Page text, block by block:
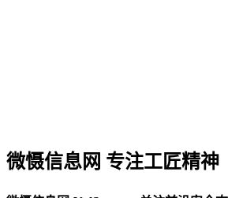
微慑信息网 专注工匠精神